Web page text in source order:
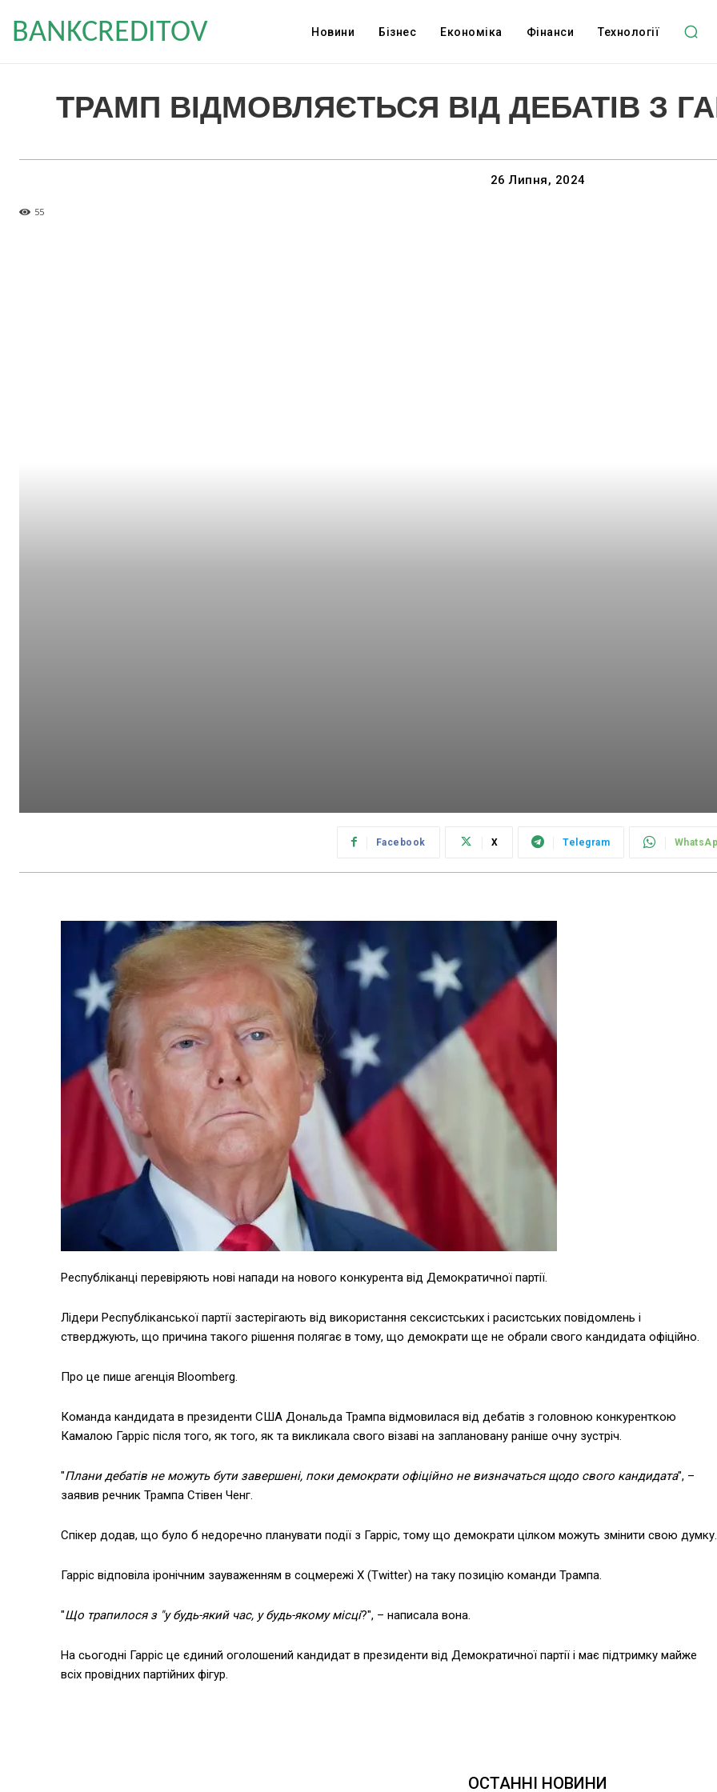
BANKCREDITOV Новини Бізнес Економіка Фінанси Технології
ТРАМП ВІДМОВЛЯЄТЬСЯ ВІД ДЕБАТІВ З
26 Липня, 2024
55
Facebook X Telegram
Республіканці перевіряють нові напади на нового конкурента від Демократичної партії.
Лідери Республіканської партії застерігають від використання сексистських і расистських повідомлень і
стверджують, що причина такого рішення полягає в тому, що демократи ще не обрали свого кандидата офіційно.
Про це пише агенція Bloomberg.
Команда кандидата в президенти США Дональда Трампа відмовилася від дебатів з головною конкуренткою
Камалою Гарріс після того, як того, як та викликала свого візаві на заплановану раніше очну зустріч.
"Плани дебатів не можуть бути завершені, поки демократи офіційно не визначаться щодо свого кандидата", –
заявив речник Трампа Стівен Ченг.
Спікер додав, що було б недоречно планувати події з Гарріс, тому що демократи цілком можуть змінити свою думку.
Гарріс відповіла іронічним зауваженням в соцмережі X (Twitter) на таку позицію команди Трампа.
"Що трапилося з "у будь-який час, у будь-якому місці?", – написала вона.
На сьогодні Гарріс це єдиний оголошений кандидат в президенти від Демократичної партії і має підтримку майже
всіх провідних партійних фігур.
ОСТАННІ НОВИНИ